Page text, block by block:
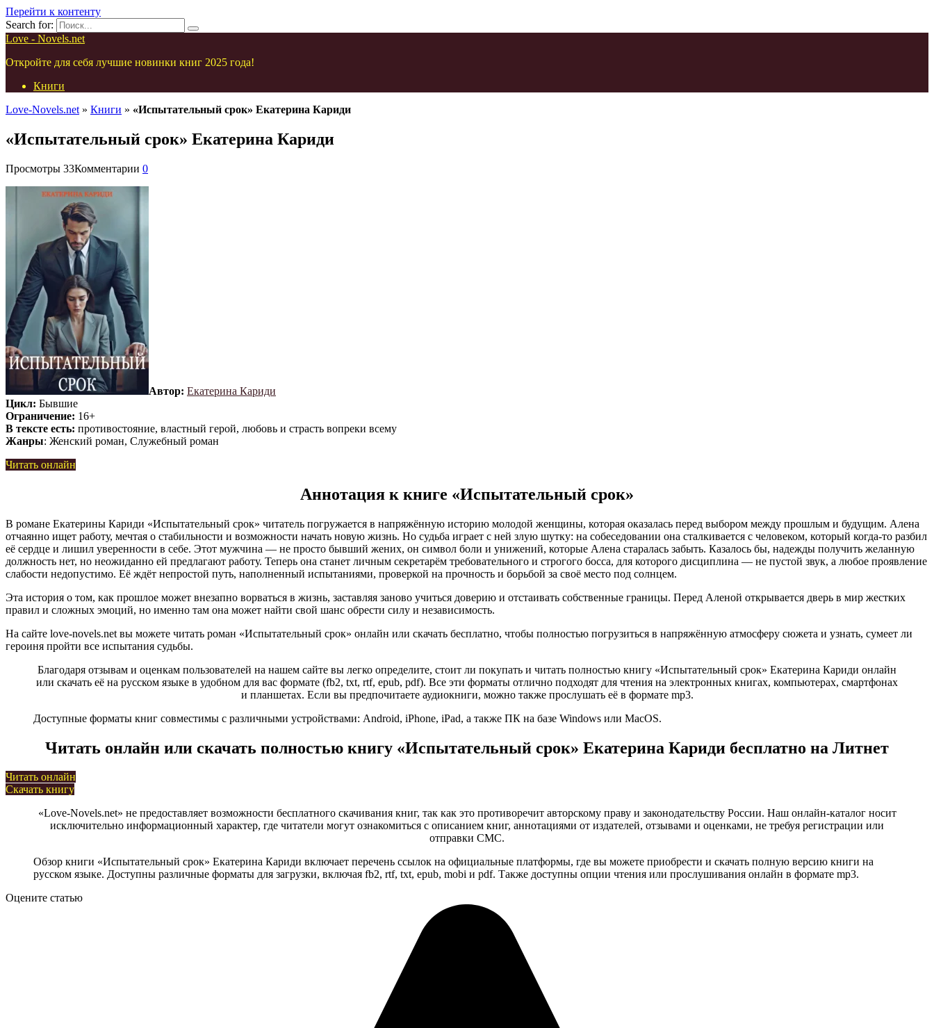
Перейти к контенту
Search for:
Love - Novels.net
Откройте для себя лучшие новинки книг 2025 года!
Книги
Love-Novels.net » Книги » «Испытательный срок» Екатерина Кариди
«Испытательный срок» Екатерина Кариди
Просмотры 33Комментарии 0
Автор: Екатерина Кариди
Цикл: Бывшие
Ограничение: 16+
В тексте есть: противостояние, властный герой, любовь и страсть вопреки всему
Жанры: Женский роман, Служебный роман
Читать онлайн
Аннотация к книге «Испытательный срок»
В романе Екатерины Кариди «Испытательный срок» читатель погружается в напряжённую историю молодой женщины, которая оказалась перед выбором между прошлым и будущим. Алена
отчаянно ищет работу, мечтая о стабильности и возможности начать новую жизнь. Но судьба играет с ней злую шутку: на собеседовании она сталкивается с человеком, который когда-то разбил
её сердце и лишил уверенности в себе. Этот мужчина — не просто бывший жених, он символ боли и унижений, которые Алена старалась забыть. Казалось бы, надежды получить желанную
должность нет, но неожиданно ей предлагают работу. Теперь она станет личным секретарём требовательного и строгого босса, для которого дисциплина — не пустой звук, а любое проявление
слабости недопустимо. Её ждёт непростой путь, наполненный испытаниями, проверкой на прочность и борьбой за своё место под солнцем.
Эта история о том, как прошлое может внезапно ворваться в жизнь, заставляя заново учиться доверию и отстаивать собственные границы. Перед Аленой открывается дверь в мир жестких
правил и сложных эмоций, но именно там она может найти свой шанс обрести силу и независимость.
На сайте love-novels.net вы можете читать роман «Испытательный срок» онлайн или скачать бесплатно, чтобы полностью погрузиться в напряжённую атмосферу сюжета и узнать, сумеет ли
героиня пройти все испытания судьбы.
Благодаря отзывам и оценкам пользователей на нашем сайте вы легко определите, стоит ли покупать и читать полностью книгу «Испытательный срок» Екатерина Кариди онлайн
или скачать её на русском языке в удобном для вас формате (fb2, txt, rtf, epub, pdf). Все эти форматы отлично подходят для чтения на электронных книгах, компьютерах, смартфонах
и планшетах. Если вы предпочитаете аудиокниги, можно также прослушать её в формате mp3.
Доступные форматы книг совместимы с различными устройствами: Android, iPhone, iPad, а также ПК на базе Windows или MacOS.
Читать онлайн или скачать полностью книгу «Испытательный срок» Екатерина Кариди бесплатно на Литнет
Читать онлайн
Скачать книгу
«Love-Novels.net» не предоставляет возможности бесплатного скачивания книг, так как это противоречит авторскому праву и законодательству России. Наш онлайн-каталог носит
исключительно информационный характер, где читатели могут ознакомиться с описанием книг, аннотациями от издателей, отзывами и оценками, не требуя регистрации или
отправки СМС.
Обзор книги «Испытательный срок» Екатерина Кариди включает перечень ссылок на официальные платформы, где вы можете приобрести и скачать полную версию книги на
русском языке. Доступны различные форматы для загрузки, включая fb2, rtf, txt, epub, mobi и pdf. Также доступны опции чтения или прослушивания онлайн в формате mp3.
Оцените статью